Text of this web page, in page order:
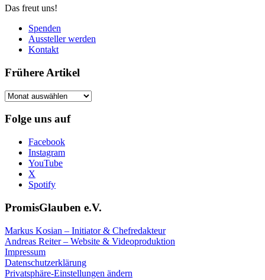
Das freut uns!
Spenden
Aussteller werden
Kontakt
Frühere Artikel
Frühere
Folge uns auf
Facebook
Instagram
YouTube
X
Spotify
PromisGlauben e.V.
Markus Kosian – Initiator & Chefredakteur
Andreas Reiter – Website & Videoproduktion
Impressum
Datenschutzerklärung
Privatsphäre-Einstellungen ändern